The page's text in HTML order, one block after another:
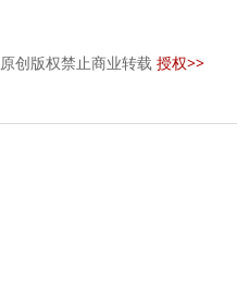
原创版权禁止商业转载 授权>>